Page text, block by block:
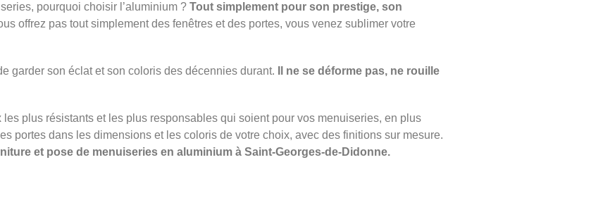
pourquoi choisir l’aluminium ? Tout simplement pour son prestige, son
offrez pas tout simplement des fenêtres et des portes, vous venez sublimer votre
garder son éclat et son coloris des décennies durant.
Il ne se déforme pas, ne rouille
plus résistants et les plus responsables qui soient pour vos menuiseries, en plus
portes dans les dimensions et les coloris de votre choix, avec des finitions sur mesure.
et pose de menuiseries en aluminium à Saint-Georges-de-Didonne.